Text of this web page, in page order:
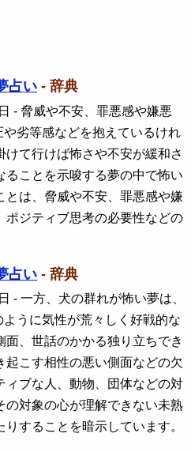
占い - 辞典
- 脅威や不安、罪悪感や嫌悪
劣等感などを抱えているけれ
けて行けば怖さや不安が緩和さ
ることを示唆する夢の中で怖い
とは、脅威や不安、罪悪感や嫌
ポジティブ思考の必要性などの
占い - 辞典
- 一方、犬の群れが怖い夢は、
ように気性が荒々しく好戦的な
、世話のかかる独り立ちでき
こす相性の悪い側面などの欠
ィブな人、動物、団体などの対
の対象の心が理解できない未熟
することを暗示しています。